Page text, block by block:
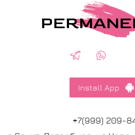
Install App
+7(999) 209-